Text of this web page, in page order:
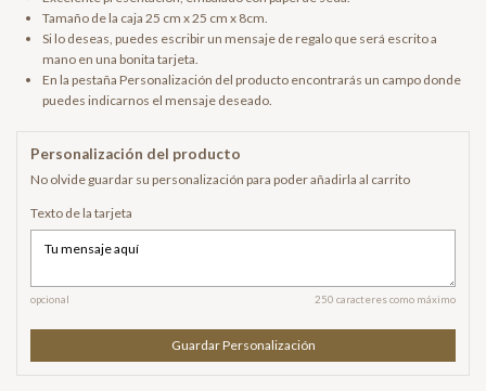
Tamaño de la caja 25 cm x 25 cm x 8cm.
Si lo deseas, puedes escribir un mensaje de regalo que será escrito a
mano en una bonita tarjeta.
En la pestaña Personalización del producto encontrarás un campo donde
puedes indicarnos el mensaje deseado.
Personalización del producto
No olvide guardar su personalización para poder añadirla al carrito
Texto de la tarjeta
opcional 250 caracteres como máximo
Guardar Personalización